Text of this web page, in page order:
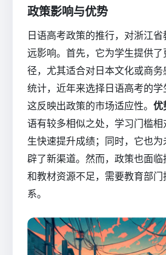
政策影响与优势
日语高考政策的推行，对浙江
远影响。首先，它为学生提供
径，尤其适合对日本文化或商
统计，近年来选择日语高考的学
这反映出政策的市场适应性。 优
语有较多相似之处，学习门槛
生快速提升成绩；同时，它也
辟了新渠道。然而，政策也面
和教材资源不足，需要教育部
系。